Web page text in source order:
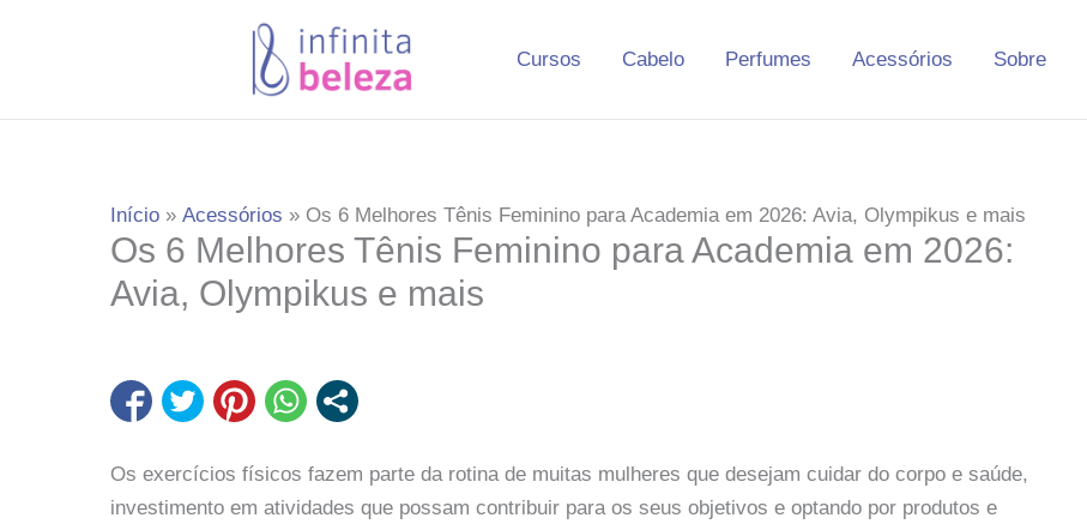
conteúdo
Cursos Cabelo Perfumes Acessórios Sobre
Início Acessórios Os 6 Melhores Tênis Feminino para Academia em 2026: Avia, Olympikus e mais
Os 6 Melhores Tênis Feminino para Academia em 2026:
Avia, Olympikus e mais
Os exercícios físicos fazem parte da rotina de muitas mulheres que desejam cuidar do corpo e saúde,
investimento em atividades que possam contribuir para os seus objetivos e optando por produtos e